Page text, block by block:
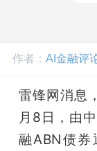
公
作者： AI金融评
雷锋网消息
月8日，由
融ABN债券